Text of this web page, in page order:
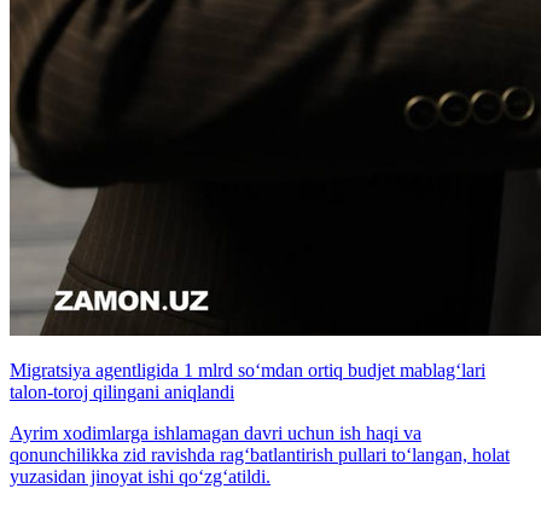
Migratsiya agentligida 1 mlrd so‘mdan ortiq budjet mablag‘lari
talon-toroj qilingani aniqlandi
Ayrim xodimlarga ishlamagan davri uchun ish haqi va
qonunchilikka zid ravishda rag‘batlantirish pullari to‘langan, holat
yuzasidan jinoyat ishi qo‘zg‘atildi.